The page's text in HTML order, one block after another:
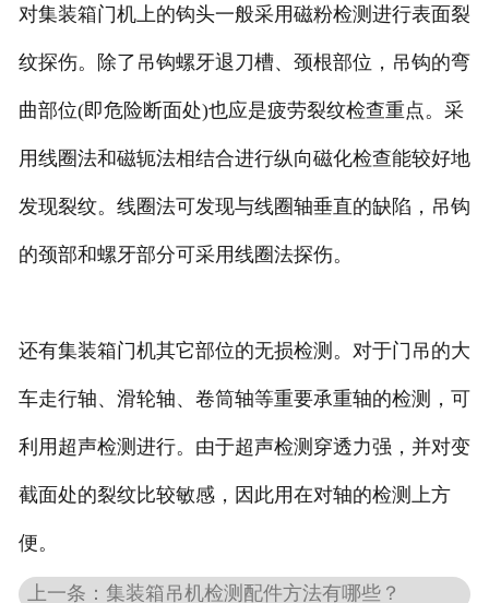
对集装箱门机上的钩头一般采用磁粉检测进行表面裂
纹探伤。除了吊钩螺牙退刀槽、颈根部位，吊钩的弯
曲部位(即危险断面处)也应是疲劳裂纹检查重点。采
用线圈法和磁轭法相结合进行纵向磁化检查能较好地
发现裂纹。线圈法可发现与线圈轴垂直的缺陷，吊钩
的颈部和螺牙部分可采用线圈法探伤。
还有集装箱门机其它部位的无损检测。对于门吊的大
车走行轴、滑轮轴、卷筒轴等重要承重轴的检测，可
利用超声检测进行。由于超声检测穿透力强，并对变
截面处的裂纹比较敏感，因此用在对轴的检测上方
便。
上一条：集装箱吊机检测配件方法有哪些？